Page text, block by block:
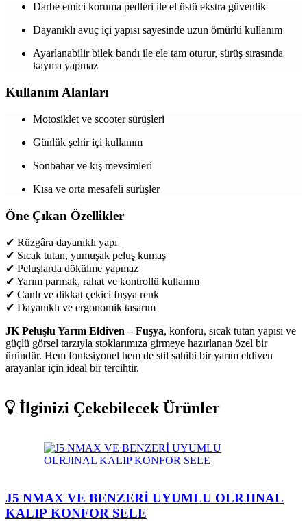
Darbe emici koruma pedleri ile el üstü ekstra güvenlik
Dayanıklı avuç içi yapısı sayesinde uzun ömürlü kullanım
Ayarlanabilir bilek bandı ile ele tam oturur, sürüş sırasında
kayma yapmaz
Kullanım Alanları
Motosiklet ve scooter sürüşleri
Günlük şehir içi kullanım
Sonbahar ve kış mevsimleri
Kısa ve orta mesafeli sürüşler
Öne Çıkan Özellikler
✔ Rüzgâra dayanıklı yapı
✔ Sıcak tutan, yumuşak peluş kumaş
✔ Peluşlarda dökülme yapmaz
✔ Yarım parmak, rahat ve kontrollü kullanım
✔ Canlı ve dikkat çekici fuşya renk
✔ Dayanıklı ve ergonomik tasarım
JK Peluşlu Yarım Eldiven – Fuşya, konforu, sıcak tutan yapısı ve
güçlü görsel tarzıyla stoklarımıza girmeye hazırlanan özel bir
üründür. Hem fonksiyonel hem de stil sahibi bir yarım eldiven
arayanlar için ideal bir tercihtir.
İlginizi Çekebilecek Ürünler
J5 NMAX VE BENZERİ UYUMLU OLRJINAL
KALIP KONFOR SELE